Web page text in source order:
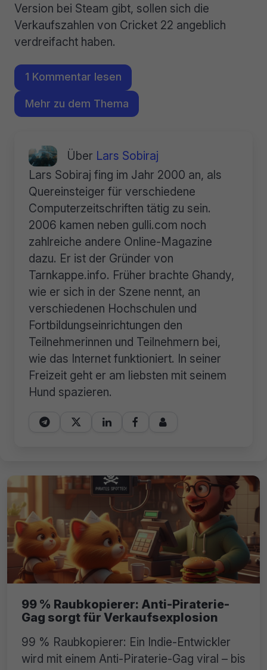
Version bei Steam gibt, sollen sich die
Verkaufszahlen von Cricket 22 angeblich
verdreifacht haben.
1 Kommentar lesen
Mehr zu dem Thema
Über Lars Sobiraj
Lars Sobiraj fing im Jahr 2000 an, als
Quereinsteiger für verschiedene
Computerzeitschriften tätig zu sein.
2006 kamen neben gulli.com noch
zahlreiche andere Online-Magazine
dazu. Er ist der Gründer von
Tarnkappe.info. Früher brachte Ghandy,
wie er sich in der Szene nennt, an
verschiedenen Hochschulen und
Fortbildungseinrichtungen den
Teilnehmerinnen und Teilnehmern bei,
wie das Internet funktioniert. In seiner
Freizeit geht er am liebsten mit seinem
Hund spazieren.
    
99 % Raubkopierer: Anti-Piraterie-
Gag sorgt für Verkaufsexplosion
99 % Raubkopierer: Ein Indie-Entwickler
wird mit einem Anti-Piraterie-Gag viral – bis